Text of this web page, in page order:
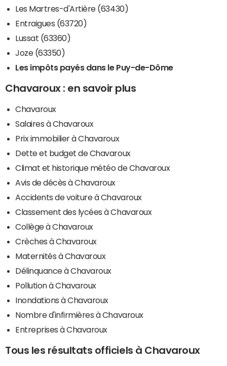
Les Martres-d'Artière (63430)
Entraigues (63720)
Lussat (63360)
Joze (63350)
Les impôts payés dans le Puy-de-Dôme
Chavaroux : en savoir plus
Chavaroux
Salaires à Chavaroux
Prix immobilier à Chavaroux
Dette et budget de Chavaroux
Climat et historique météo de Chavaroux
Avis de décès à Chavaroux
Accidents de voiture à Chavaroux
Classement des lycées à Chavaroux
Collège à Chavaroux
Crèches à Chavaroux
Maternités à Chavaroux
Délinquance à Chavaroux
Pollution à Chavaroux
Inondations à Chavaroux
Nombre d'infirmières à Chavaroux
Entreprises à Chavaroux
Tous les résultats officiels à Chavaroux